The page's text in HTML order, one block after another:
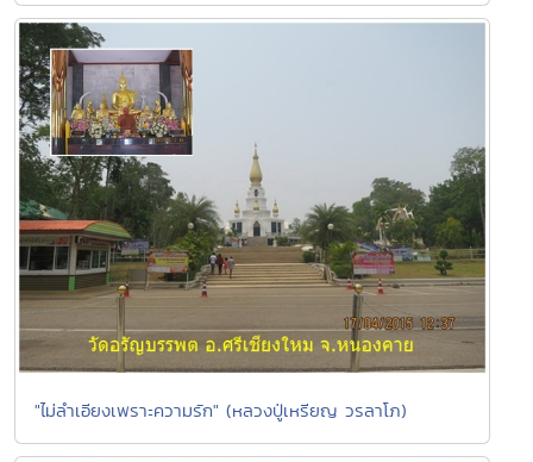
"ไม่ลำเอียงเพราะความรัก" (หลวงปู่เหรียญ วรลาโภ)